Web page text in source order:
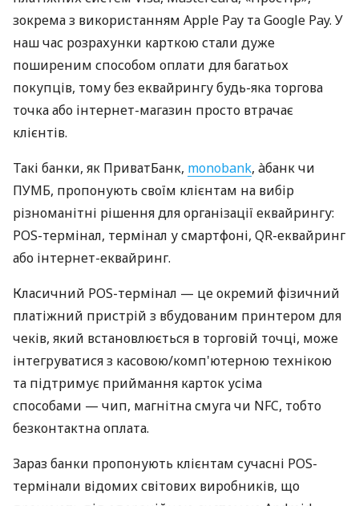
зокрема з використанням Apple Pay та Google Pay. У
наш час розрахунки карткою стали дуже
поширеним способом оплати для багатьох
покупців, тому без еквайрингу будь-яка торгова
точка або інтернет-магазин просто втрачає
клієнтів.
Такі банки, як ПриватБанк, monobank, àбанк чи
ПУМБ, пропонують своїм клієнтам на вибір
різноманітні рішення для організації еквайрингу:
POS-термінал, термінал у смартфоні, QR-еквайринг
або інтернет-еквайринг.
Класичний POS-термінал — це окремий фізичний
платіжний пристрій з вбудованим принтером для
чеків, який встановлюється в торговій точці, може
інтегруватися з касовою/комп'ютерною технікою
та підтримує приймання карток усіма
способами — чип, магнітна смуга чи NFC, тобто
безконтактна оплата.
Зараз банки пропонують клієнтам сучасні POS-
термінали відомих світових виробників, що